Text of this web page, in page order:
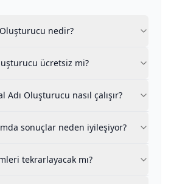
Oluşturucu, YouTube kanal
Kanal Adı Oluşturucu tamamen
kelimelerinizle açıklarsınız. Bu
sistem önceki
fazla kez oluştursanız bile,
veya kaydedebilir
nedir?
ücretsiz mi?
Adı Oluşturucu nasıl çalışır?
sonuçlar neden iyileşiyor?
tekrarlayacak mı?